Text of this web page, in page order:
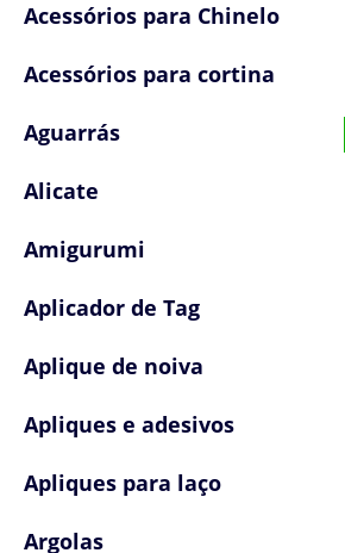
Acessórios para Chinelo
Acessórios para cortina
Aguarrás
Alicate
Amigurumi
Aplicador de Tag
Aplique de noiva
Apliques e adesivos
Apliques para laço
Argolas